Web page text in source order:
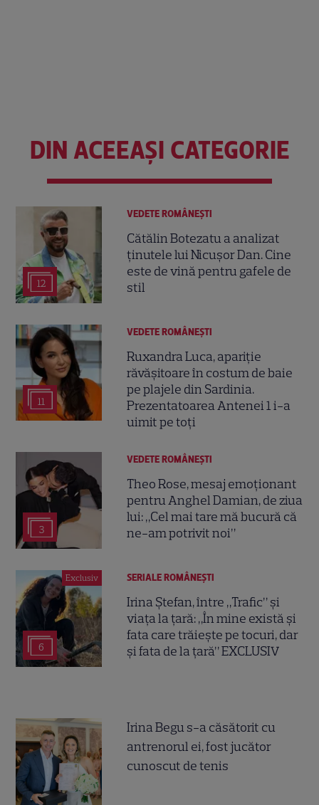
DIN ACEEAȘI CATEGORIE
12
VEDETE ROMÂNEŞTI
Cătălin Botezatu a analizat
ținutele lui Nicușor Dan. Cine
este de vină pentru gafele de
stil
11
VEDETE ROMÂNEŞTI
Ruxandra Luca, apariție
răvășitoare în costum de baie
pe plajele din Sardinia.
Prezentatoarea Antenei 1 i-a
uimit pe toți
3
VEDETE ROMÂNEŞTI
Theo Rose, mesaj emoționant
pentru Anghel Damian, de ziua
lui: „Cel mai tare mă bucură că
ne-am potrivit noi”
Exclusiv
6
SERIALE ROMÂNEŞTI
Irina Ștefan, între „Trafic” și
viața la țară: „În mine există și
fata care trăiește pe tocuri, dar
și fata de la țară” EXCLUSIV
Irina Begu s-a căsătorit cu
antrenorul ei, fost jucător
cunoscut de tenis